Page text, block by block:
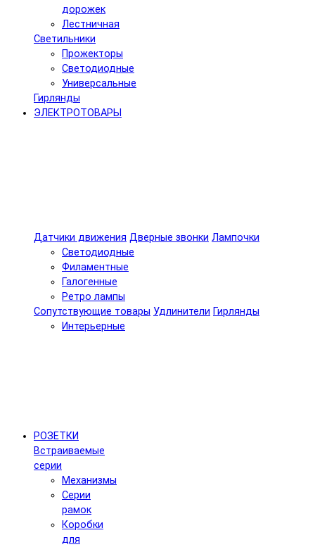
дорожек
Лестничная
Светильники
Прожекторы
Светодиодные
Универсальные
Гирлянды
ЭЛЕКТРОТОВАРЫ
Датчики движения Дверные звонки Лампочки
Светодиодные
Филаментные
Галогенные
Ретро лампы
Сопутствующие товары Удлинители Гирлянды
Интерьерные
РОЗЕТКИ
Встраиваемые
серии
Механизмы
Серии
рамок
Коробки
для